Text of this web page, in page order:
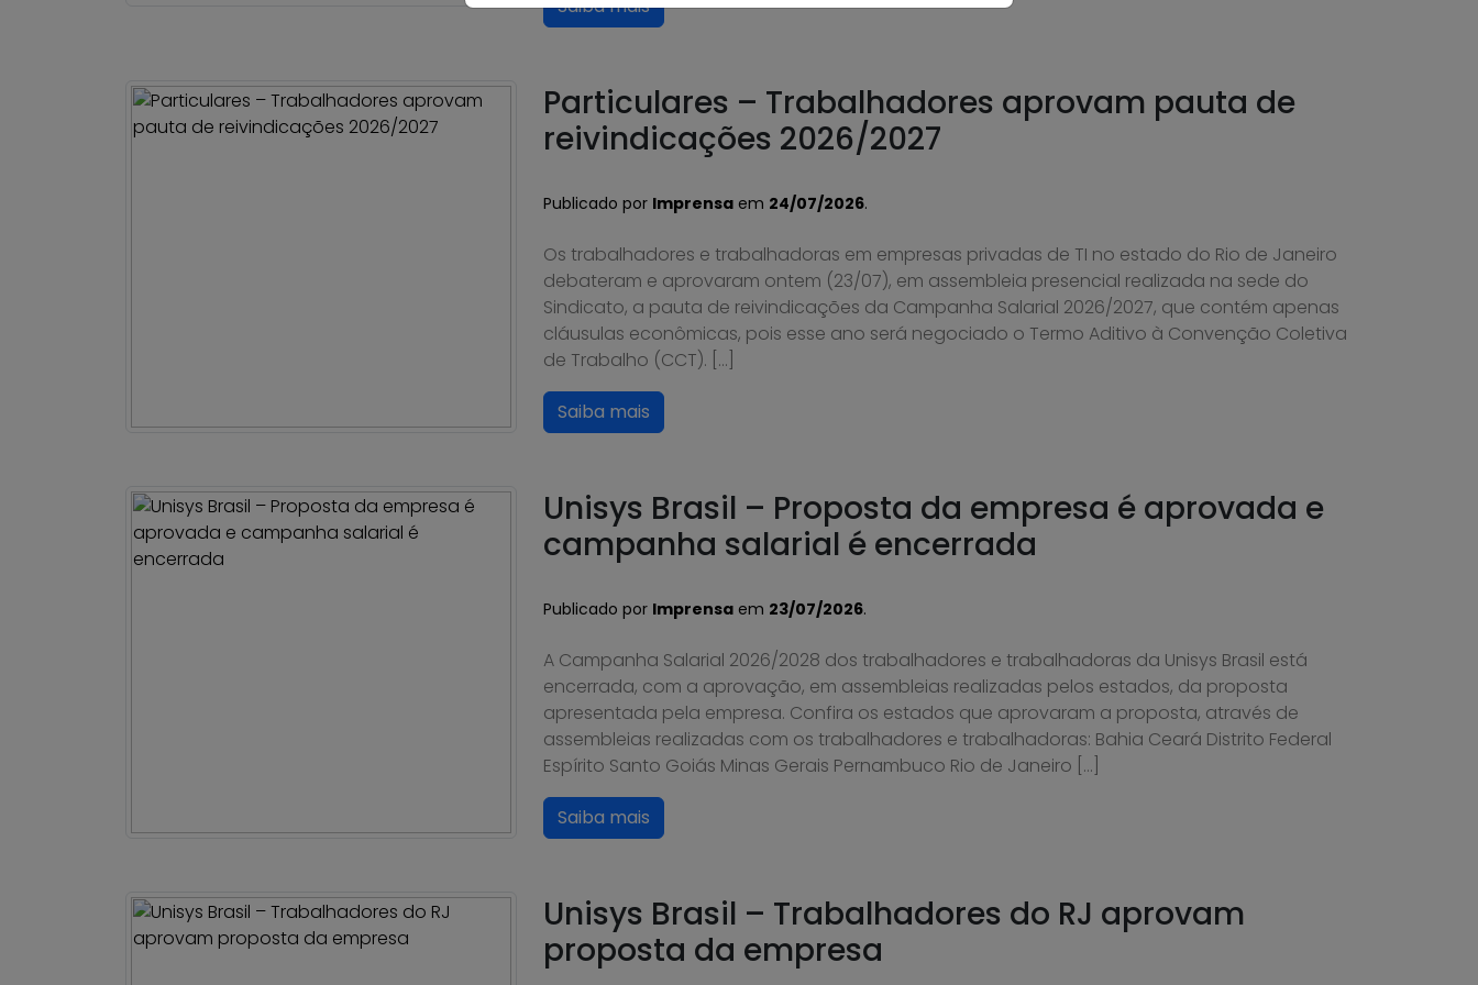
Saiba mais
Particulares – Trabalhadores aprovam pauta de
reivindicações 2026/2027
Publicado por Imprensa em 24/07/2026.
Os trabalhadores e trabalhadoras em empresas privadas de TI no estado do Rio de Janeiro
debateram e aprovaram ontem (23/07), em assembleia presencial realizada na sede do
Sindicato, a pauta de reivindicações da Campanha Salarial 2026/2027, que contém apenas
cláusulas econômicas, pois esse ano será negociado o Termo Aditivo à Convenção Coletiva
de Trabalho (CCT). […]
Saiba mais
Unisys Brasil – Proposta da empresa é aprovada e
campanha salarial é encerrada
Publicado por Imprensa em 23/07/2026.
A Campanha Salarial 2026/2028 dos trabalhadores e trabalhadoras da Unisys Brasil está
encerrada, com a aprovação, em assembleias realizadas pelos estados, da proposta
apresentada pela empresa. Confira os estados que aprovaram a proposta, através de
assembleias realizadas com os trabalhadores e trabalhadoras: Bahia Ceará Distrito Federal
Espírito Santo Goiás Minas Gerais Pernambuco Rio de Janeiro […]
Saiba mais
Unisys Brasil – Trabalhadores do RJ aprovam
proposta da empresa